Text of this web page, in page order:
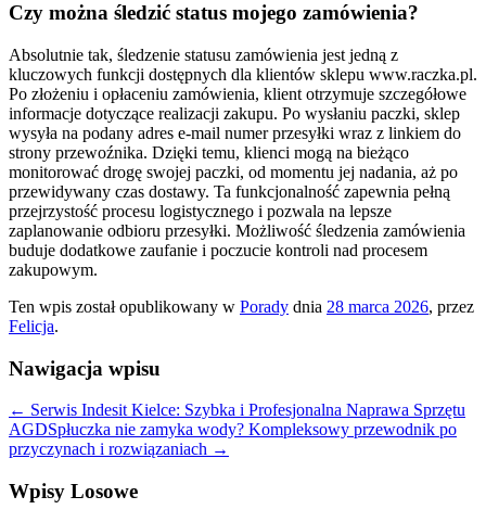
Czy można śledzić status mojego zamówienia?
Absolutnie tak, śledzenie statusu zamówienia jest jedną z
kluczowych funkcji dostępnych dla klientów sklepu www.raczka.pl.
Po złożeniu i opłaceniu zamówienia, klient otrzymuje szczegółowe
informacje dotyczące realizacji zakupu. Po wysłaniu paczki, sklep
wysyła na podany adres e-mail numer przesyłki wraz z linkiem do
strony przewoźnika. Dzięki temu, klienci mogą na bieżąco
monitorować drogę swojej paczki, od momentu jej nadania, aż po
przewidywany czas dostawy. Ta funkcjonalność zapewnia pełną
przejrzystość procesu logistycznego i pozwala na lepsze
zaplanowanie odbioru przesyłki. Możliwość śledzenia zamówienia
buduje dodatkowe zaufanie i poczucie kontroli nad procesem
zakupowym.
Ten wpis został opublikowany w Porady dnia 28 marca 2026, przez
Felicja.
Nawigacja wpisu
← Serwis Indesit Kielce: Szybka i Profesjonalna Naprawa Sprzętu
AGDSpłuczka nie zamyka wody? Kompleksowy przewodnik po
przyczynach i rozwiązaniach →
Wpisy Losowe